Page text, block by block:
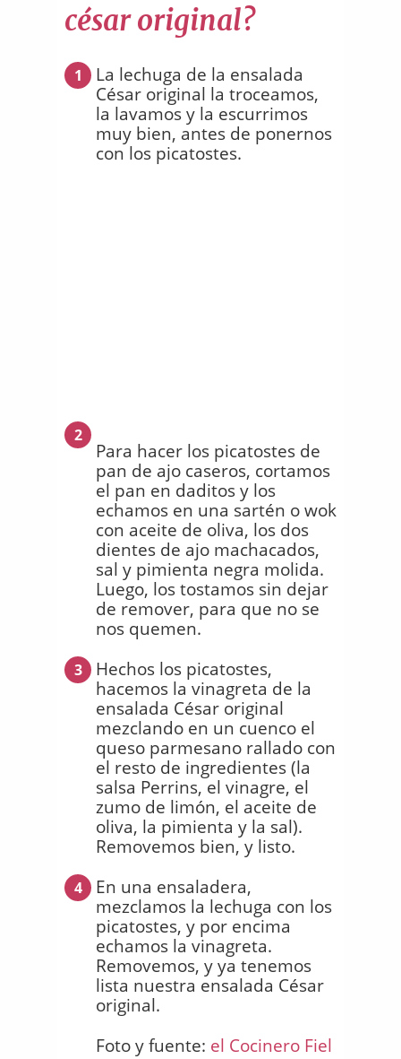
césar original?
1
La lechuga de la ensalada
César original la troceamos,
la lavamos y la escurrimos
muy bien, antes de ponernos
con los picatostes.
2
Para hacer los picatostes de
pan de ajo caseros, cortamos
el pan en daditos y los
echamos en una sartén o wok
con aceite de oliva, los dos
dientes de ajo machacados,
sal y pimienta negra molida.
Luego, los tostamos sin dejar
de remover, para que no se
nos quemen.
3
Hechos los picatostes,
hacemos la vinagreta de la
ensalada César original
mezclando en un cuenco el
queso parmesano rallado con
el resto de ingredientes (la
salsa Perrins, el vinagre, el
zumo de limón, el aceite de
oliva, la pimienta y la sal).
Removemos bien, y listo.
4
En una ensaladera,
mezclamos la lechuga con los
picatostes, y por encima
echamos la vinagreta.
Removemos, y ya tenemos
lista nuestra ensalada César
original.
Foto y fuente: el Cocinero Fiel